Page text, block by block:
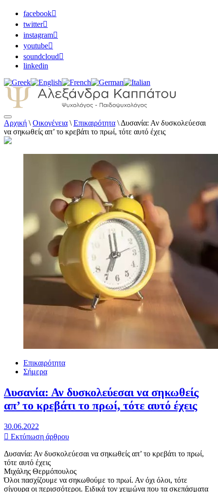
facebook
twitter
instagram
youtube
soundcloud
linkedin
Αλεξάνδρα Καππάτου Ψυχολόγος –
Παιδοψυχολόγος
Αρχική \ Οικογένεια \ Επικαιρότητα \ Δυσανία: Αν δυσκολεύεσαι
να σηκωθείς απ’ το κρεβάτι το πρωί, τότε αυτό έχεις
Επικαιρότητα
Σήμερα
Δυσανία: Αν δυσκολεύεσαι να σηκωθείς
απ’ το κρεβάτι το πρωί, τότε αυτό έχεις
30.06.2022
Εκτύπωση άρθρου
Δυσανία: Αν δυσκολεύεσαι να σηκωθείς απ’ το κρεβάτι το πρωί,
τότε αυτό έχεις
Μιχάλης Θερμόπουλος
Όλοι πασχίζουμε να σηκωθούμε το πρωί. Αν όχι όλοι, τότε
σίγουρα οι περισσότεροι. Ειδικά τον χειμώνα που τα σκεπάσματα